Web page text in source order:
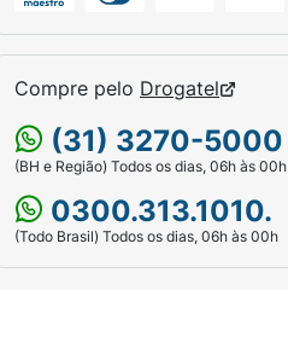
Compre pelo Drogatel
(31) 3270-5000
(BH e Região) Todos os dias, 06h às 00h
0300.313.1010.
(Todo Brasil) Todos os dias, 06h às 00h